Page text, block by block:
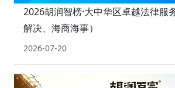
2026胡润智榜·大中华区卓越法律服
解决、海商海事）
2026-07-20